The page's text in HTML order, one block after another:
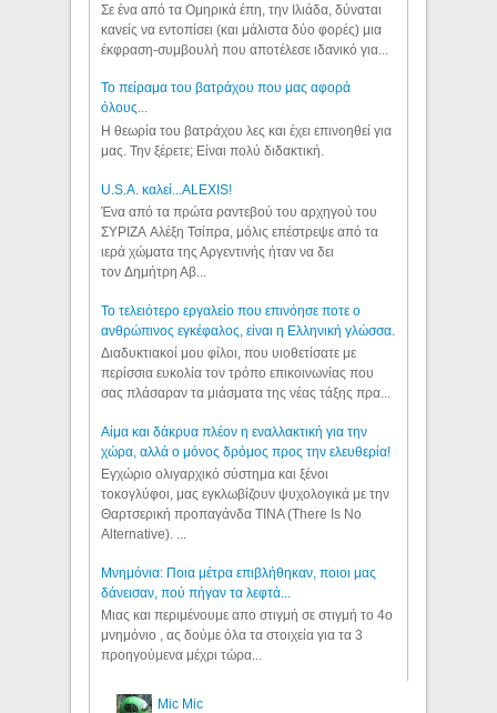
Σε ένα από τα Ομηρικά έπη, την Ιλιάδα, δύναται
κανείς να εντοπίσει (και μάλιστα δύο φορές) μια
έκφραση-συμβουλή που αποτέλεσε ιδανικό για...
Το πείραμα του βατράχου που μας αφορά
όλους...
Η θεωρία του βατράχου λες και έχει επινοηθεί για
μας. Την ξέρετε; Είναι πολύ διδακτική.
U.S.A. καλεί...ALEXIS!
Ένα από τα πρώτα ραντεβού του αρχηγού του
ΣΥΡΙΖΑ Αλέξη Τσίπρα, μόλις επέστρεψε από τα
ιερά χώματα της Αργεντινής ήταν να δει
τον Δημήτρη Αβ...
Το τελειότερο εργαλείο που επινόησε ποτε ο
ανθρώπινος εγκέφαλος, είναι η Ελληνική γλώσσα.
Διαδυκτιακοί μου φίλοι, που υιοθετίσατε με
περίσσια ευκολία τον τρόπο επικοινωνίας που
σας πλάσαραν τα μιάσματα της νέας τάξης πρα...
Αίμα και δάκρυα πλέον η εναλλακτική για την
χώρα, αλλά ο μόνος δρόμος προς την ελευθερία!
Εγχώριο ολιγαρχικό σύστημα και ξένοι
τοκογλύφοι, μας εγκλωβίζουν ψυχολογικά με την
Θαρτσερική προπαγάνδα TINA (There Is No
Alternative). ...
Μνημόνια: Ποια μέτρα επιβλήθηκαν, ποιοι μας
δάνεισαν, πού πήγαν τα λεφτά...
Μιας και περιμένουμε απο στιγμή σε στιγμή το 4ο
μνημόνιο , ας δούμε όλα τα στοιχεία για τα 3
προηγούμενα μέχρι τώρα...
Mic Mic